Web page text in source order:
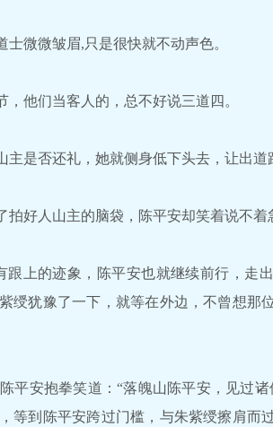
微微皱眉,只是很快就不动声色。
他们当客人的，总不好说三道四。
是否还礼，她就侧身低下头去，让出道
好人山主的脑袋，陈平安却笑着说不着
上的迹象，陈平安也就继续前行，走
绶犹豫了一下，就等在外边，不曾想那
安抱拳笑道：“落魄山陈平安，见过诸
等到陈平安跨过门槛，与朱紫绶擦肩而